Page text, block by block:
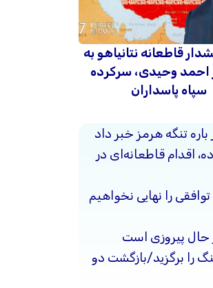
قاطعانه نتانیاهو به
احمد وحیدی، سرکرده
سپاه پاسداران
تنگه هرمز خبر داد
اقدام قاطعانه‌ای در
را نهایی نخواهیم
حال پیروزی است
را برگزید/بازگشت دو